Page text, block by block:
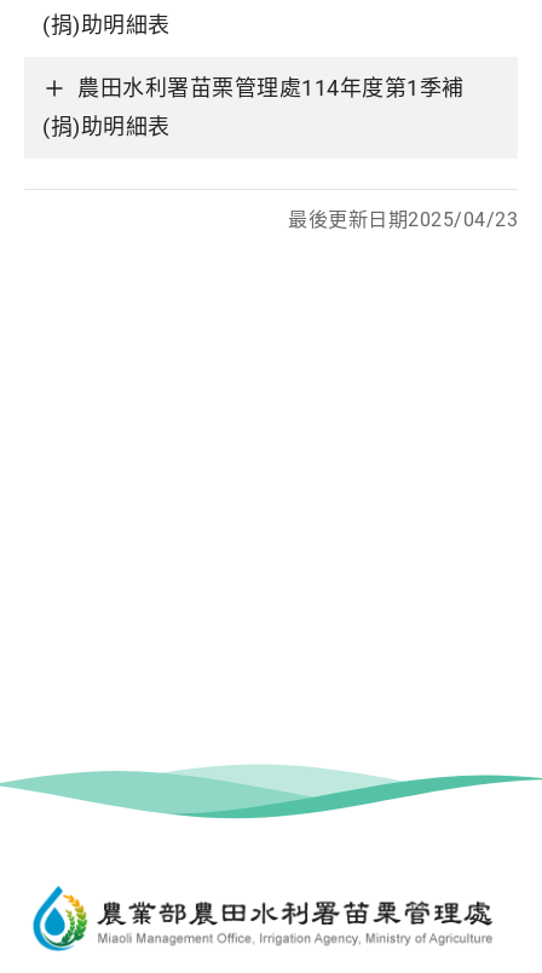
(捐)助明細表
農田水利署苗栗管理處114年度第1季補
(捐)助明細表
最後更新日期2025/04/23